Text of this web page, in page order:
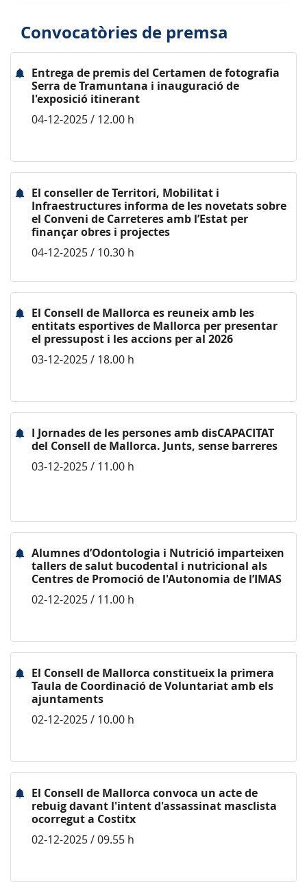
Convocatòries de premsa
Entrega de premis del Certamen de fotografia
Serra de Tramuntana i inauguració de
l'exposició itinerant
04-12-2025 / 12.00 h
El conseller de Territori, Mobilitat i
Infraestructures informa de les novetats sobre
el Conveni de Carreteres amb l’Estat per
finançar obres i projectes
04-12-2025 / 10.30 h
El Consell de Mallorca es reuneix amb les
entitats esportives de Mallorca per presentar
el pressupost i les accions per al 2026
03-12-2025 / 18.00 h
I Jornades de les persones amb disCAPACITAT
del Consell de Mallorca. Junts, sense barreres
03-12-2025 / 11.00 h
Alumnes d’Odontologia i Nutrició imparteixen
tallers de salut bucodental i nutricional als
Centres de Promoció de l'Autonomia de l’IMAS
02-12-2025 / 11.00 h
El Consell de Mallorca constitueix la primera
Taula de Coordinació de Voluntariat amb els
ajuntaments
02-12-2025 / 10.00 h
El Consell de Mallorca convoca un acte de
rebuig davant l'intent d'assassinat masclista
ocorregut a Costitx
02-12-2025 / 09.55 h